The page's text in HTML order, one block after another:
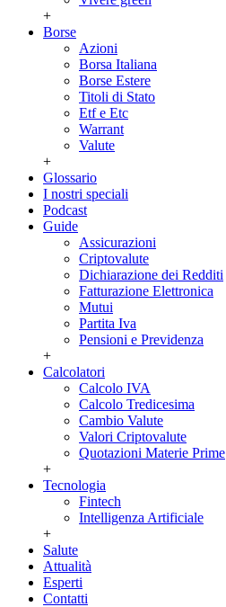
+
Borse
Azioni
Borsa Italiana
Borse Estere
Titoli di Stato
Etf e Etc
Warrant
Valute
+
Glossario
I nostri speciali
Podcast
Guide
Assicurazioni
Criptovalute
Dichiarazione dei Redditi
Fatturazione Elettronica
Mutui
Partita Iva
Pensioni e Previdenza
+
Calcolatori
Calcolo IVA
Calcolo Tredicesima
Cambio Valute
Valori Criptovalute
Quotazioni Materie Prime
+
Tecnologia
Fintech
Intelligenza Artificiale
+
Salute
Attualità
Esperti
Contatti